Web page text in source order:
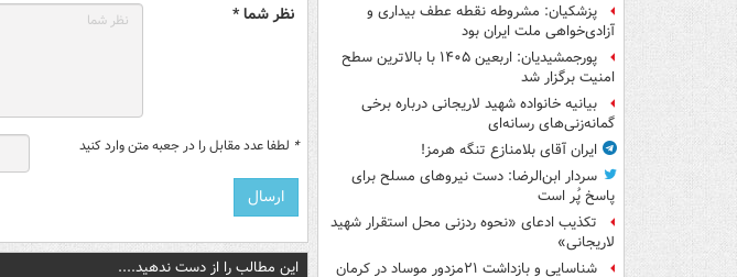
پزشکیان: مشروطه نقطه عطف بیداری و
آزادی‌خواهی ملت ایران بود
پورجمشیدیان: اربعین ۱۴۰۵ با بالاترین سطح
امنیت برگزار شد
بیانیه خانواده شهید لاریجانی درباره برخی
گمانه‌زنی‌های رسانه‌ای
ایران آقای بلامنازع تنگه هرمز!
سردار ابن‌الرضا: دست نیروهای مسلح برای
پاسخ پُر است
تکذیب ادعای «نحوه ردزنی محل استقرار شهید
لاریجانی»
شناسایی و بازداشت ۲۱مزدور موساد در کرمان
نظر شما *
* لطفا عدد مقابل را در جعبه متن وارد کنید
این مطالب را از دست ندهید....